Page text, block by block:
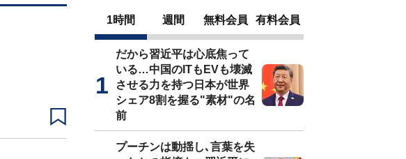
1時間 週間 無料会員 有料会員
だから習近平は心底焦って
いる…中国のITもEVも壊滅
させる力を持つ日本が世界
シェア8割を握る"素材"の名
前
プーチンは動揺し､言葉を失